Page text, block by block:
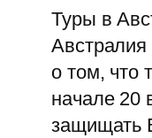
Туры в
о том, что
начале 20
защищать